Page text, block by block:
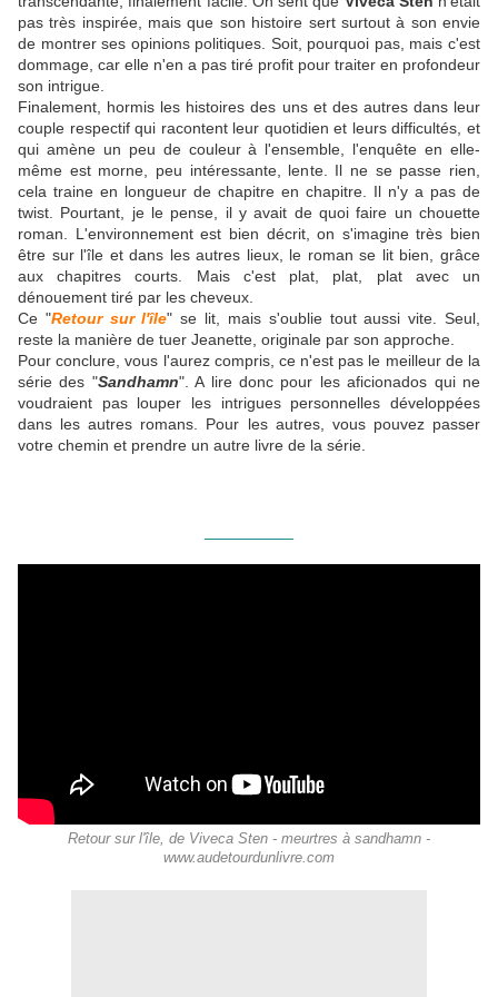
pas très inspirée, mais que son histoire sert surtout à son envie
de montrer ses opinions politiques. Soit, pourquoi pas, mais c'est
dommage, car elle n'en a pas tiré profit pour traiter en profondeur
son intrigue.
Finalement, hormis les histoires des uns et des autres dans leur
couple respectif qui racontent leur quotidien et leurs difficultés, et
qui amène un peu de couleur à l'ensemble, l'enquête en elle-
même est morne, peu intéressante, lente. Il ne se passe rien,
cela traine en longueur de chapitre en chapitre. Il n'y a pas de
twist. Pourtant, je le pense, il y avait de quoi faire un chouette
roman. L'environnement est bien décrit, on s'imagine très bien
être sur l'île et dans les autres lieux, le roman se lit bien, grâce
aux chapitres courts. Mais c'est plat, plat, plat avec un
dénouement tiré par les cheveux.
Ce "Retour sur l'île" se lit, mais s'oublie tout aussi vite. Seul,
reste la manière de tuer Jeanette, originale par son approche.
Pour conclure, vous l'aurez compris, ce n'est pas le meilleur de la
série des "Sandhamn". A lire donc pour les aficionados qui ne
voudraient pas louper les intrigues personnelles développées
dans les autres romans. Pour les autres, vous pouvez passer
votre chemin et prendre un autre livre de la série.
Retour sur l'île, de Viveca Sten - meurtres à sandhamn -
www.audetourdunlivre.com